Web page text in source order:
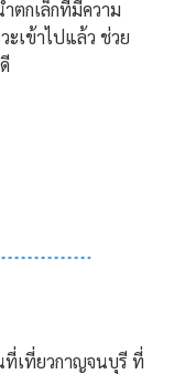
ตกเล็กที่มีความ
เข้าไปแล้ว ช่วย
เที่ยวกาญจนบุรี ที่